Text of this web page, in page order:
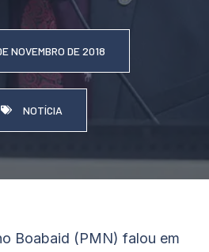
NOVEMBRO DE 2018
NOTÍCIA
Boabaid (PMN) falou em